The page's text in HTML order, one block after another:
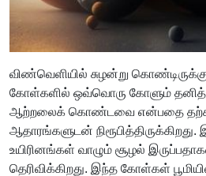
விண்வெளியில் சுழன்று
கோள்களில் ஒவ்வொரு கோளும்
ஆற்றலைக் கொண்டவை என்பதை
ஆதாரங்களுடன் நிரூபித்திருக்கிறது.
உயிரினங்கள் வாழும் சூழல்
தெரிவிக்கிறது. இந்த கோள்கள்